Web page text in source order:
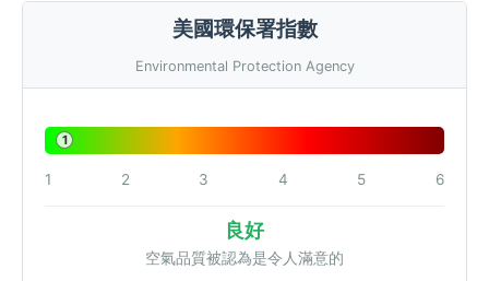
美國環保署指數
Environmental Protection Agency
1
1 2 3 4 5 6
良好
空氣品質被認為是令人滿意的